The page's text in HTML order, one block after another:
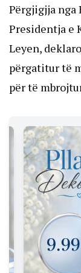
Përgjigjja nga
Presidentja e
Leyen,
përgatitur të
për të